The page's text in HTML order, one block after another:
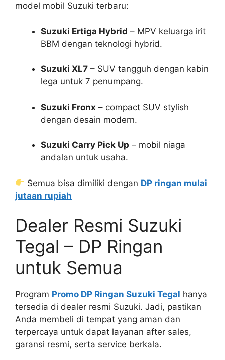
model mobil Suzuki terbaru:
Suzuki Ertiga Hybrid – MPV keluarga irit
BBM dengan teknologi hybrid.
Suzuki XL7 – SUV tangguh dengan kabin
lega untuk 7 penumpang.
Suzuki Fronx – compact SUV stylish
dengan desain modern.
Suzuki Carry Pick Up – mobil niaga
andalan untuk usaha.
Semua bisa dimiliki dengan DP ringan mulai
jutaan rupiah
Dealer Resmi Suzuki
Tegal – DP Ringan
untuk Semua
Program Promo DP Ringan Suzuki Tegal hanya
tersedia di dealer resmi Suzuki. Jadi, pastikan
Anda membeli di tempat yang aman dan
terpercaya untuk dapat layanan after sales,
garansi resmi, serta service berkala.